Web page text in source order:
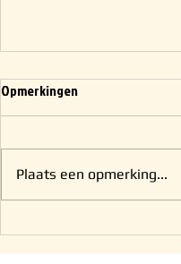
Zondags niet werkzaam?
Opmerkingen
Plaats een opmerking...